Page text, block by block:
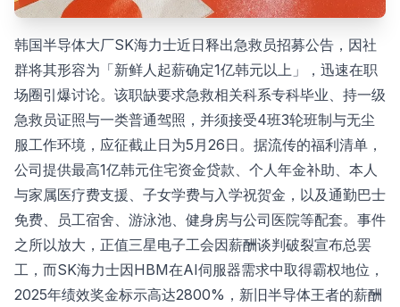
韩国半导体大厂SK海力士近日释出急救员招募公告，因社
群将其形容为「新鲜人起薪确定1亿韩元以上」，迅速在职
场圈引爆讨论。该职缺要求急救相关科系专科毕业、持一级
急救员证照与一类普通驾照，并须接受4班3轮班制与无尘
服工作环境，应征截止日为5月26日。据流传的福利清单，
公司提供最高1亿韩元住宅资金贷款、个人年金补助、本人
与家属医疗费支援、子女学费与入学祝贺金，以及通勤巴士
免费、员工宿舍、游泳池、健身房与公司医院等配套。事件
之所以放大，正值三星电子工会因薪酬谈判破裂宣布总罢
工，而SK海力士因HBM在AI伺服器需求中取得霸权地位，
2025年绩效奖金标示高达2800%，新旧半导体王者的薪酬